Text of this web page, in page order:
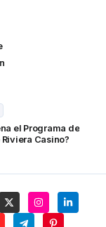
el Programa de
Casino?